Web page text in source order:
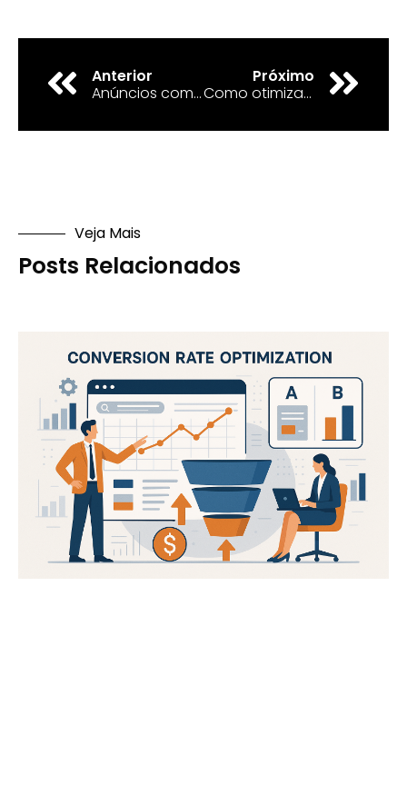
Anterior
Anúncios com Realidade Virtual geram resultados?
Próximo
Como otimizar banco de dados com IA em 2025
Veja Mais
Posts Relacionados